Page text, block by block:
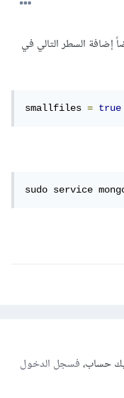
إضافة السطر التالي في
smallfiles = true
sudo service
حساب،فسجل الدخول